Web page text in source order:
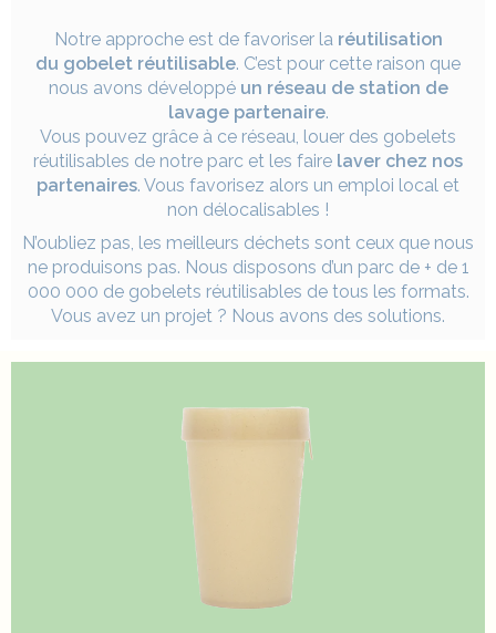
Notre approche est de favoriser la réutilisation
du gobelet réutilisable. C’est pour cette raison que
nous avons développé un réseau de station de
lavage partenaire.
Vous pouvez grâce à ce réseau, louer des gobelets
réutilisables de notre parc et les faire laver chez nos
partenaires. Vous favorisez alors un emploi local et
non délocalisables !
N’oubliez pas, les meilleurs déchets sont ceux que nous
ne produisons pas. Nous disposons d’un parc de + de 1
000 000 de gobelets réutilisables de tous les formats.
Vous avez un projet ? Nous avons des solutions.